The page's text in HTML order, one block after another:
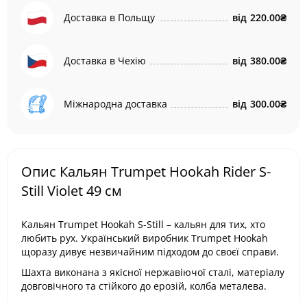
Доставка в Польщу від 220.00₴
Доставка в Чехію від 380.00₴
Міжнародна доставка від 300.00₴
Опис Кальян Trumpet Hookah Rider S-
Still Violet 49 см
Кальян Trumpet Hookah S-Still – кальян для тих, хто
любить рух. Український виробник Trumpet Hookah
щоразу дивує незвичайним підходом до своєї справи.
Шахта виконана з якісної нержавіючої сталі, матеріалу
довговічного та стійкого до ерозій, колба металева.